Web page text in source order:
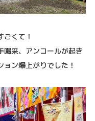
くて！
喝采、アンコールが起き
ン爆上がりでした！